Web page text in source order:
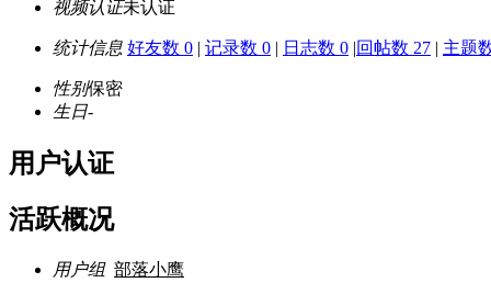
视频认证未认证
统计信息 好友数 0 | 记录数 0 | 日志数 0 |回帖数 27 | 主题
性别保密
生日-
用户认证
活跃概况
用户组 部落小鹰